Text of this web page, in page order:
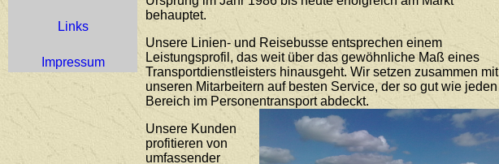
Links
Impressum
behauptet.
Unsere Linien- und Reisebusse entsprechen einem
Leistungsprofil, das weit über das gewöhnliche Maß eines
Transportdienstleisters hinausgeht. Wir setzen zusammen mit
unseren Mitarbeitern auf besten Service, der so gut wie jeden
Bereich im Personentransport abdeckt.
Unsere Kunden
profitieren von
umfassender